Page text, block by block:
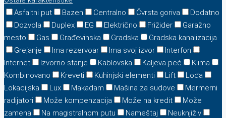
Asfaltni put
Bazen Centralno Čvrsta goriva
Dodatno
Dozvola
Duplex EG Električno Frižider
Garažno
mesto
Gas Građevinska Gradska
Gradska kanalizacija
Grejanje
Ima rezervoar Ima svoj izvor
Interfon
Internet
Izvorno stanje Kablovska Kaljeva peć
Klima
Kombinovano
Kreveti Kuhinjski elementi Lift
Lođa
Lokacijska
Lux Makadam Mašina za sudove
Mermerni
radijatori
Može kompenzacija Može na kredit
Može
zamena
Na magistralnom putu Nameštaj
Neuknjiživ